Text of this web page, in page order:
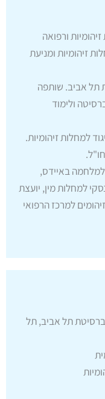
ורפואה
זיהומיות ומניעת
תל אביב. שותפה
ולימוד
למחלות זיהומיות.
באיידס,
למחלות מין, יועצת
למרכז הרפואי
אוניברסיטת תל אביב, תל